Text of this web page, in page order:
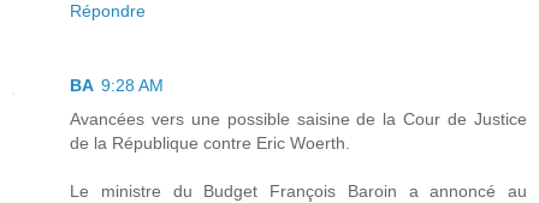
Répondre
BA 9:28 AM
Avancées vers une possible saisine de la Cour de Justice
de la République contre Eric Woerth.
Le ministre du Budget François Baroin a annoncé au